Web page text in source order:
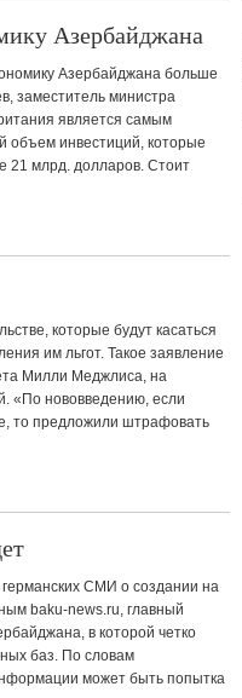
Азербайджана
Азербайджана больше
заместитель министра
является самым
объем инвестиций, которые
21 млрд. долларов. Стоит
которые будут касаться
им льгот. Такое заявление
Милли Меджлиса, на
«По нововведению, если
то предложили штрафовать
СМИ о создании на
baku-news.ru, главный
в которой четко
баз. По словам
может быть попытка